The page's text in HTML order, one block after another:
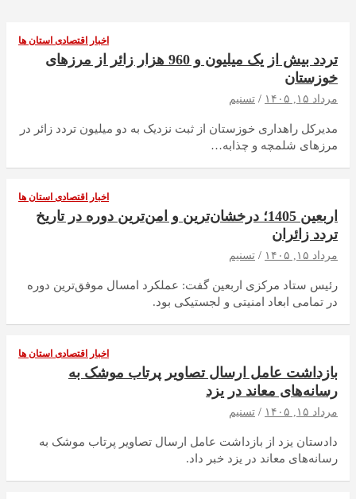
اخبار اقتصادی استان ها
تردد بیش از یک میلیون و 960 هزار زائر از مرزهای
خوزستان
مرداد ۱۵, ۱۴۰۵ تسنیم
مدیرکل راهداری خوزستان از ثبت نزدیک به دو میلیون تردد زائر در
مرزهای شلمچه و چذابه…
اخبار اقتصادی استان ها
اربعین 1405؛ درخشان‌ترین و امن‌ترین دوره در تاریخ
تردد زائران
مرداد ۱۵, ۱۴۰۵ تسنیم
رئیس ستاد مرکزی اربعین گفت: عملکرد امسال موفق‌ترین دوره
در تمامی ابعاد امنیتی و لجستیکی بود.
اخبار اقتصادی استان ها
بازداشت عامل ارسال تصاویر پرتاب موشک به
رسانه‌های معاند در یزد
مرداد ۱۵, ۱۴۰۵ تسنیم
دادستان یزد از بازداشت عامل ارسال تصاویر پرتاب موشک به
رسانه‌های معاند در یزد خبر ‌داد.